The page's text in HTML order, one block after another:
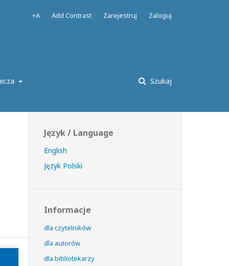
Szukaj
+A Add Contrast Zarejestruj Zaloguj
Język / Language
English
Język Polski
Informacje
dla czytelników
dla autorów
dla bibliotekarzy